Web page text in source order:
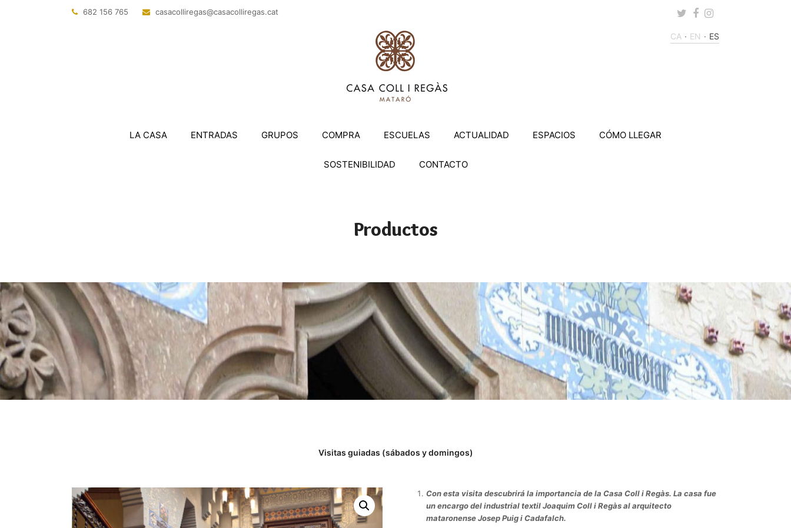
682 156 765 tac.sagerillocasac
@sagerillocasac Twitter
Facebook
Instagram
CA EN ES
LA CASA ENTRADAS GRUPOS COMPRA ESCUELAS ACTUALIDAD ESPACIOS CÓMO LLEGAR
SOSTENIBILIDAD CONTACTO
Productos
Visitas guiadas (sábados y domingos)
Con esta visita descubrirá la importancia de la Casa Coll i Regàs. La casa fue
un encargo del industrial textil Joaquim Coll i Regàs al arquitecto
mataronense Josep Puig i Cadafalch.